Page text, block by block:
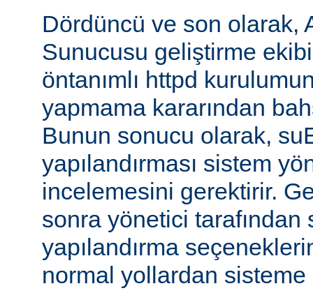
Dördüncü ve son olarak,
Sunucusu geliştirme
öntanımlı httpd
yapmama kararından
Bunun sonucu olarak,
yapılandırması sistem
incelemesini gerektirir.
sonra yönetici tarafından
yapılandırma
normal yollardan sisteme